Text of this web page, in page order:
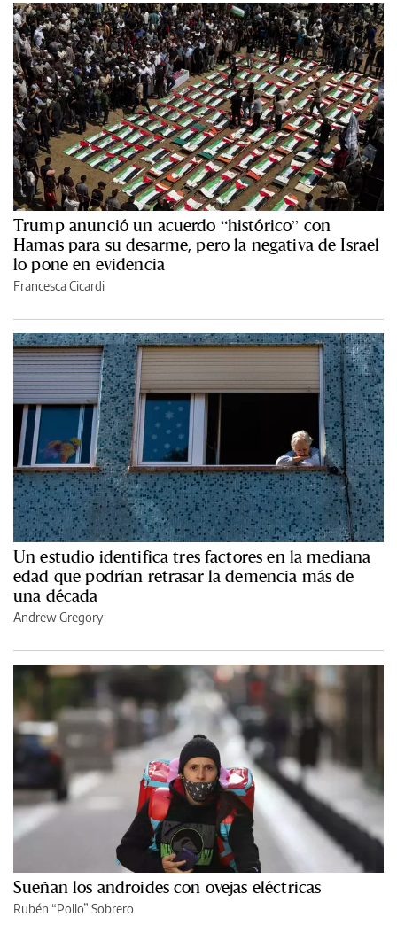
Trump anunció un acuerdo “histórico” con
Hamas para su desarme, pero la negativa de Israel
lo pone en evidencia
Francesca Cicardi
Un estudio identifica tres factores en la mediana
edad que podrían retrasar la demencia más de
una década
Andrew Gregory
Sueñan los androides con ovejas eléctricas
Rubén “Pollo” Sobrero